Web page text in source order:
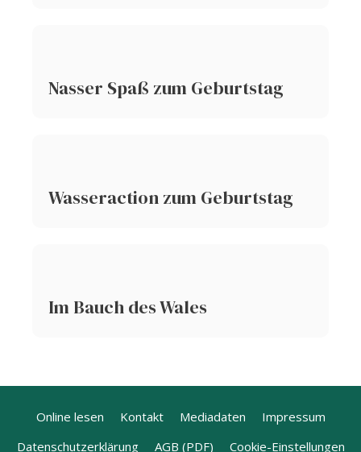
Nasser Spaß zum Geburtstag
Wasseraction zum Geburtstag
Im Bauch des Wales
Online lesen Kontakt Mediadaten
Impressum
Datenschutzerklärung
AGB (PDF) Cookie-Einstellungen